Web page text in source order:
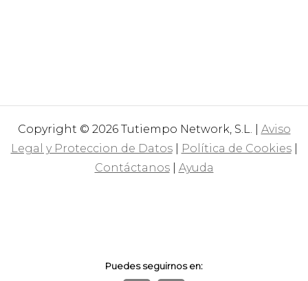
Copyright © 2026 Tutiempo Network, S.L. | Aviso
Legal y Proteccion de Datos| Política de Cookies|
Contáctanos| Ayuda
Puedes seguirnos en: